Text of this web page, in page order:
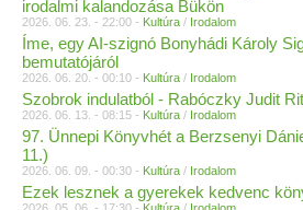
irodalmi kalandozása Bükön
2026. 06. 23. - 22:00 - Kultúra / Irodalom
Íme, egy AI-szignó Bonyhádi Károly
bemutatójáról
2026. 06. 20. - 00:10 - Kultúra / Irodalom
Szobrok indulatból - Rabóczky Judit
2026. 06. 13. - 08:15 - Kultúra / Irodalom
97. Ünnepi Könyvhét a Berzsenyi
11.)
2026. 06. 09. - 00:30 - Kultúra / Irodalom
Ezek lesznek a gyerekek kedvenc